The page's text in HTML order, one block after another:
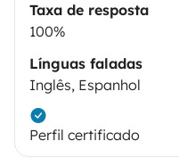
Taxa de resposta
100%
Línguas faladas
Inglês, Espanhol
Perfil certificado